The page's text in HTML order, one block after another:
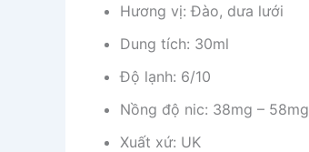
Hương vị: Đào, dưa lưới
Dung tích: 30ml
Độ lạnh: 6/10
Nồng độ nic: 38mg – 58mg
Xuất xứ: UK